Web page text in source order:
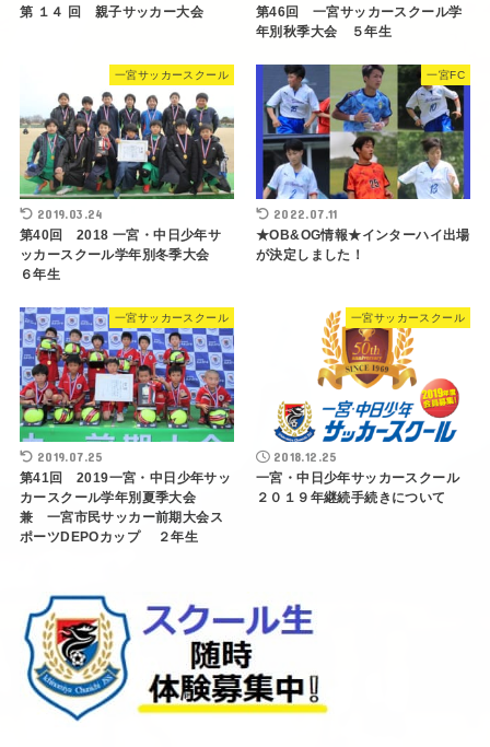
第 １４ 回 親子サッカー大会
第46回 一宮サッカースクール学
年別秋季大会 ５年生
一宮サッカースクール
2019.03.24
第40回 2018 一宮・中日少年サ
ッカースクール学年別冬季大会
６年生
一宮FC
2022.07.11
★OB&OG情報★インターハイ出場
が決定しました！
一宮サッカースクール
2019.07.25
第41回 2019一宮・中日少年サッ
カースクール学年別夏季大会
兼 一宮市民サッカー前期大会ス
ポーツDEPOカップ ２年生
一宮サッカースクール
2018.12.25
一宮・中日少年サッカースクール
２０１９年継続手続きについて